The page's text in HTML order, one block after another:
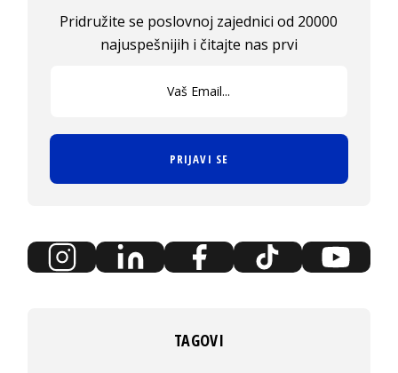
Pridružite se poslovnoj zajednici od 20000
najuspešnijih i čitajte nas prvi
PRIJAVI SE
TAGOVI